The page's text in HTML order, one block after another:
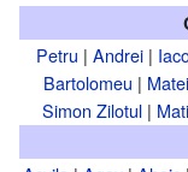
Petru | Andrei|
Bartolomeu | Matei
Simon Zilotul |